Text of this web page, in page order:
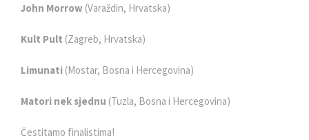
John Morrow (Varaždin, Hrvatska)
Kult Pult (Zagreb, Hrvatska)
Limunati (Mostar, Bosna i Hercegovina)
Matori nek sjednu (Tuzla, Bosna i Hercegovina)
Čestitamo finalistima!